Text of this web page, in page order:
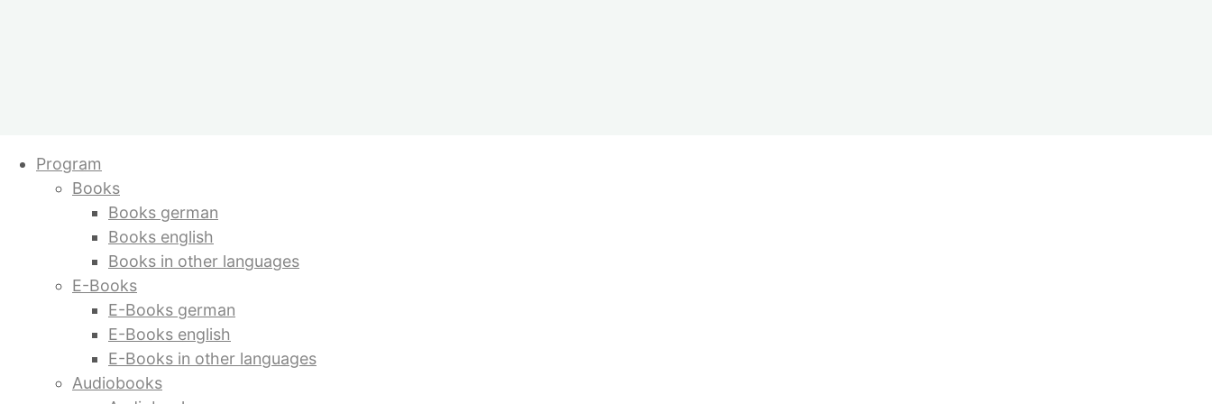
to
content
Program
Books
Books german
Books english
Books in other languages
E-Books
E-Books german
E-Books english
E-Books in other languages
Audiobooks